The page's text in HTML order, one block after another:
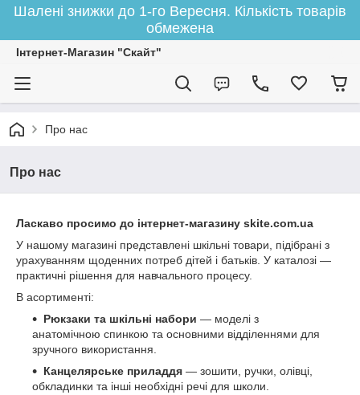
Шалені знижки до 1-го Вересня. Кількість товарів
обмежена
Інтернет-Магазин "Скайт"
Про нас
Про нас
Ласкаво просимо до інтернет-магазину skite.com.ua
У нашому магазині представлені шкільні товари, підібрані з
урахуванням щоденних потреб дітей і батьків. У каталозі —
практичні рішення для навчального процесу.
В асортименті:
Рюкзаки та шкільні набори — моделі з
анатомічною спинкою та основними відділеннями для
зручного використання.
Канцелярське приладдя — зошити, ручки, олівці,
обкладинки та інші необхідні речі для школи.